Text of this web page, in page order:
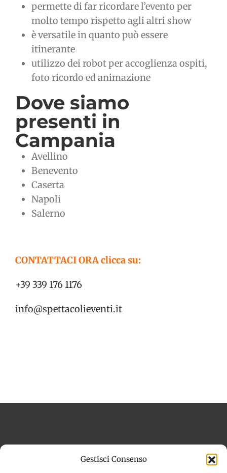
Gestisci Consenso
permette di far ricordare l’evento per
molto tempo rispetto agli altri show
è versatile in quanto può essere
itinerante
utilizzo dei robot per accoglienza ospiti,
foto ricordo ed animazione
Dove siamo
presenti in
Campania
Avellino
Benevento
Caserta
Napoli
Salerno
CONTATTACI ORA clicca su:
+39 339 176 1176
info@spettacolieventi.it
Dichiarazione sulla Privacy (UE)